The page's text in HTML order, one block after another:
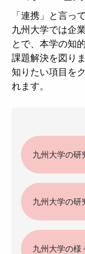
「連携」と言っ
九州大学では企
とで、本学の知
課題解決を図りま
知りたい項目を
れます。
九州大学の研
九州大学の研
九州大学の様